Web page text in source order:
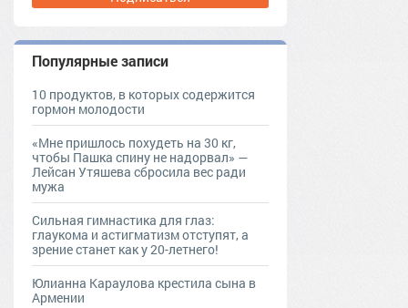
Популярные записи
10 продуктов, в которых содержится
гормон молодости
«Мне пришлось похудеть на 30 кг,
чтобы Пашка спину не надорвал» —
Лейсан Утяшева сбросила вес ради
мужа
Сильная гимнастика для глаз:
глаукома и астигматизм отступят, а
зрение станет как у 20-летнего!
Юлианна Караулова крестила сына в
Армении